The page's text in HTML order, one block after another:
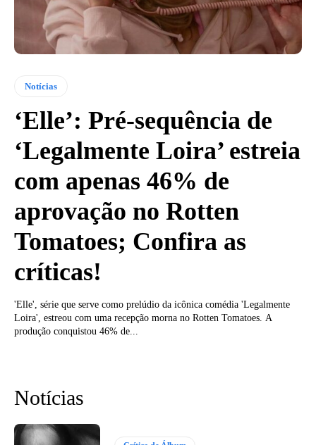
Notícias
‘Elle’: Pré-sequência de
‘Legalmente Loira’ estreia
com apenas 46% de
aprovação no Rotten
Tomatoes; Confira as
críticas!
'Elle', série que serve como prelúdio da icônica comédia 'Legalmente
Loira', estreou com uma recepção morna no Rotten Tomatoes. A
produção conquistou 46% de...
Notícias